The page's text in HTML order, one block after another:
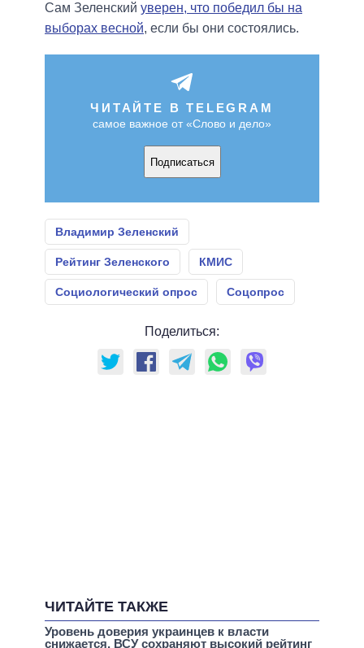
Сам Зеленский уверен, что победил бы на
выборах весной, если бы они состоялись.
ЧИТАЙТЕ В TELEGRAM
самое важное от «Слово и дело»
Подписаться
Владимир Зеленский
Рейтинг Зеленского КМИС
Социологический опрос Соцопрос
Поделиться:
ЧИТАЙТЕ ТАКЖЕ
Уровень доверия украинцев к власти
снижается, ВСУ сохраняют высокий рейтинг